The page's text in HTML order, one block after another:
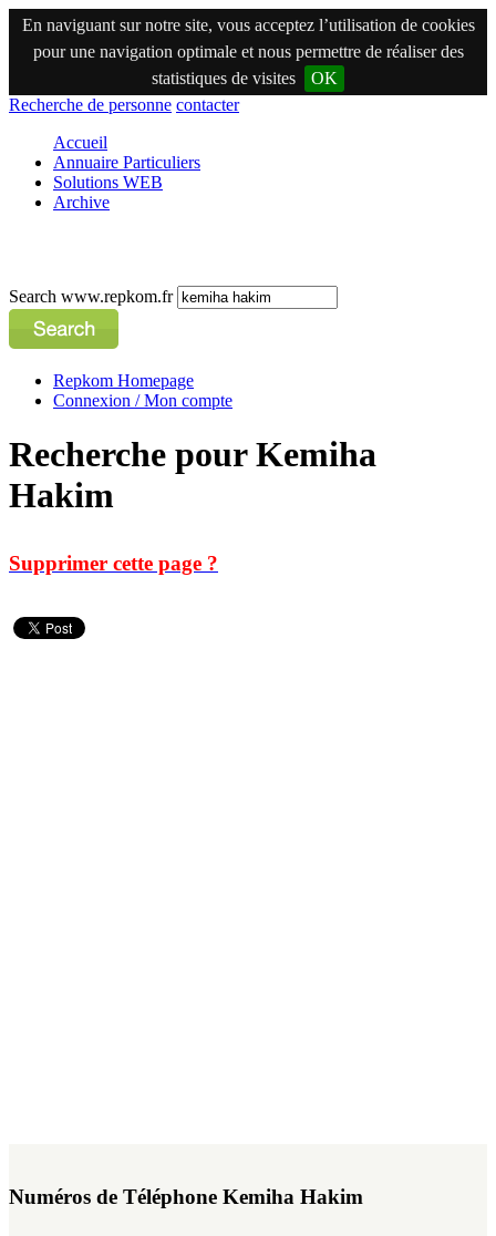
En naviguant sur notre site, vous acceptez l’utilisation de cookies
pour une navigation optimale et nous permettre de réaliser des
statistiques de visites
OK
Recherche de personne contacter
Accueil
Annuaire Particuliers
Solutions WEB
Archive
Search www.repkom.fr
Repkom Homepage
Connexion / Mon compte
Recherche pour Kemiha
Hakim
Supprimer cette page ?
Numéros de Téléphone Kemiha Hakim